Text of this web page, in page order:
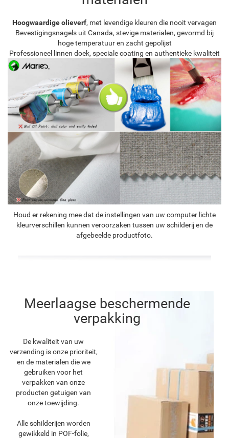
Hoogwaardige olieverf, met levendige kleuren die nooit vervagen
Bevestigingsnagels uit Canada, stevige materialen, gevormd bij
hoge temperatuur en zacht gepolijst
Professioneel linnen doek, speciale coating en authentieke kwaliteit
Houd er rekening mee dat de instellingen van uw computer lichte
kleurverschillen kunnen veroorzaken tussen uw schilderij en de
afgebeelde productfoto.
Meerlaagse beschermende
verpakking
De kwaliteit van uw
verzending is onze prioriteit,
en de materialen die we
gebruiken voor het
verpakken van onze
producten getuigen van
onze toewijding.
Alle schilderijen worden
gewikkeld in POF-folie,